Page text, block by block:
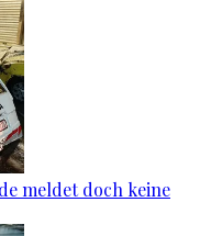
meldet doch keine